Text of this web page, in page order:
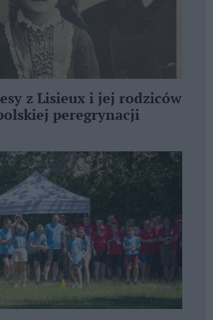
z Lisieux i jej rodziców
peregrynacji